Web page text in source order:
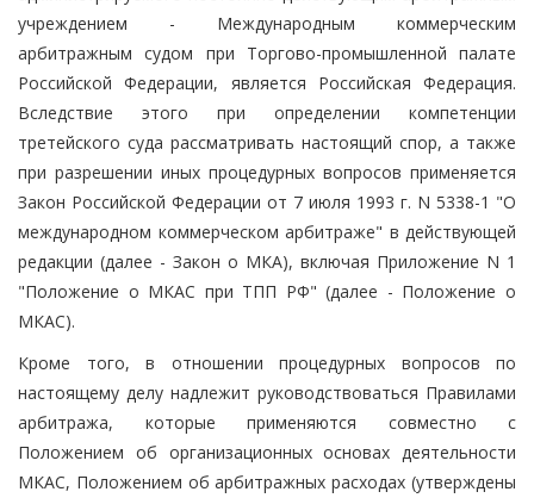
учреждением - Международным коммерческим
арбитражным судом при Торгово-промышленной палате
Российской Федерации, является Российская Федерация.
Вследствие этого при определении компетенции
третейского суда рассматривать настоящий спор, а также
при разрешении иных процедурных вопросов применяется
Закон Российской Федерации от 7 июля 1993 г. N 5338-1 "О
международном коммерческом арбитраже" в действующей
редакции (далее - Закон о МКА), включая Приложение N 1
"Положение о МКАС при ТПП РФ" (далее - Положение о
МКАС).
Кроме того, в отношении процедурных вопросов по
настоящему делу надлежит руководствоваться Правилами
арбитража, которые применяются совместно с
Положением об организационных основах деятельности
МКАС, Положением об арбитражных расходах (утверждены